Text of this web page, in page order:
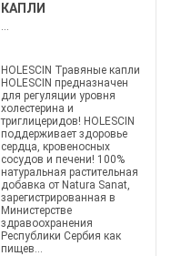
КАПЛИ
...
HOLESCIN Травяные капли
HOLESCIN предназначен
для регуляции уровня
холестерина и
триглицеридов! HOLESCIN
поддерживает здоровье
сердца, кровеносных
сосудов и печени! 100%
натуральная растительная
добавка от Natura Sanat,
зарегистрированная в
Министерстве
здравоохранения
Республики Сербия как
пищев...